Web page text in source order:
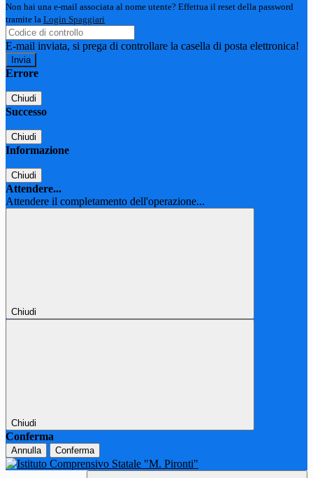
Non hai una e-mail associata al nome utente? Effettua il reset della password
tramite la Login Spaggiari
E-mail inviata, si prega di controllare la casella di posta elettronica!
Errore
Chiudi
Successo
Chiudi
Informazione
Chiudi
Attendere...
Attendere il completamento dell'operazione...
Chiudi
Chiudi
Conferma
Annulla Conferma